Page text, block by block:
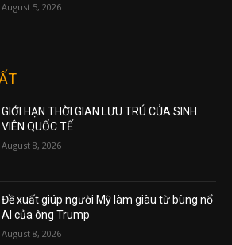
August 5, 2026
GIỚI HẠN THỜI GIAN LƯU TRÚ CỦA SINH
VIÊN QUỐC TẾ
August 8, 2026
Đề xuất giúp người Mỹ làm giàu từ bùng nổ
AI của ông Trump
August 8, 2026